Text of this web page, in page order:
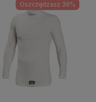
Oszczędzasz 36%